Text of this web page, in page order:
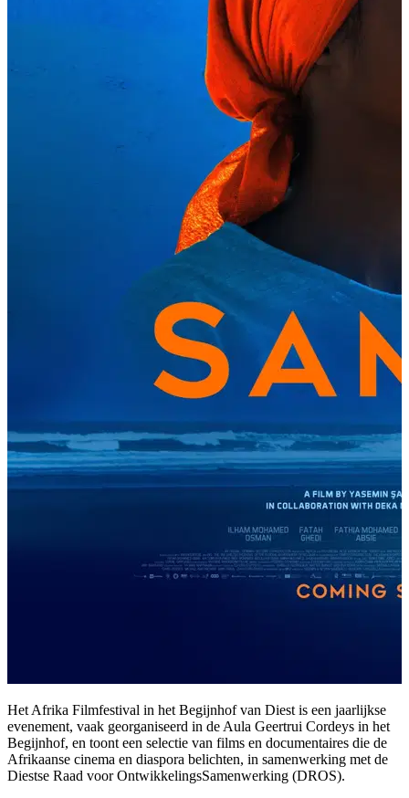
Het Afrika Filmfestival in het Begijnhof van Diest is een jaarlijkse
evenement, vaak georganiseerd in de Aula Geertrui Cordeys in het
Begijnhof, en toont een selectie van films en documentaires die de
Afrikaanse cinema en diaspora belichten, in samenwerking met de
Diestse Raad voor OntwikkelingsSamenwerking (DROS).